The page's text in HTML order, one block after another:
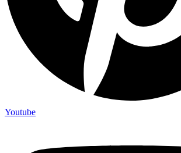
Youtube